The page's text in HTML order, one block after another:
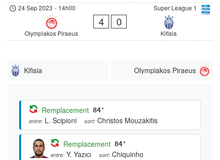
Super League 1
24 Sep 2023 - 14h00
Olympiakos Piraeus
4 0
Kifisia
Kifisia Olympiakos Piraeus
Remplacement 84'
entre: L. Scipioni sort: Christos Mouzakitis
Remplacement 84'
entre: Y. Yazıcı sort: Chiquinho